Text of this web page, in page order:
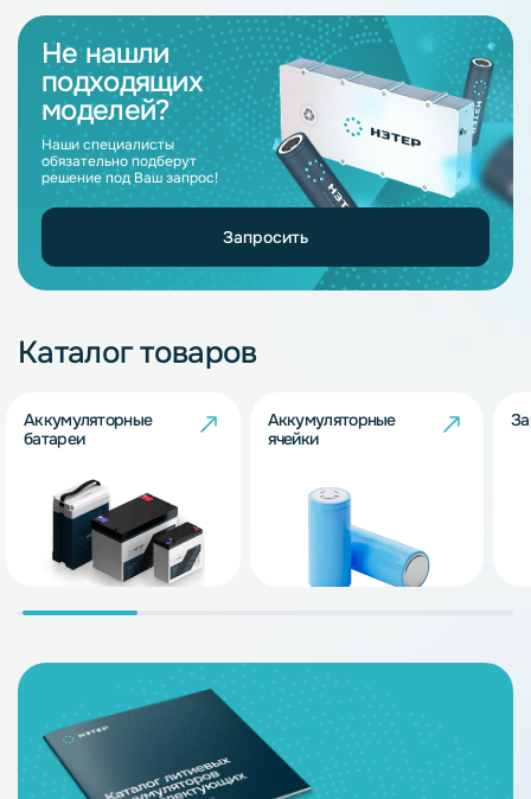
Не нашли
подходящих
моделей?
Наши специалисты
обязательно подберут
решение под Ваш запрос!
Запросить
Каталог товаров
Аккумуляторные
батареи
Аккумуляторные
ячейки